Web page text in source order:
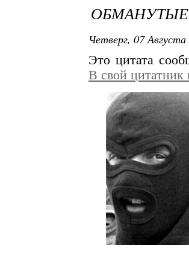
Четверг, 07
Это цитата
В свой цитатник